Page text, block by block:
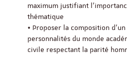
maximum justifiant
thématique
• Proposer la composition
personnalités du monde
civile respectant la parité